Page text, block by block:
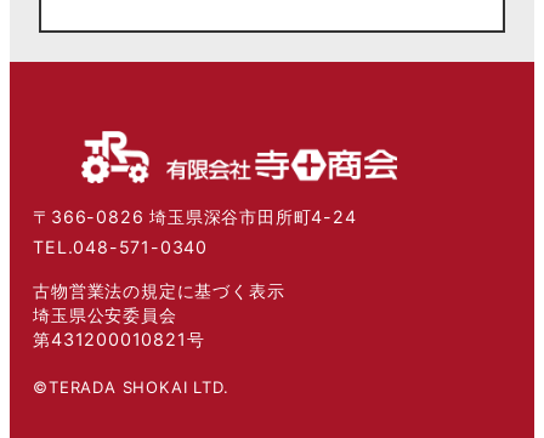
〒366-0826 埼玉県深谷市田所町4-24
TEL.048-571-0340
古物営業法の規定に基づく表示
埼玉県公安委員会
第431200010821号
©TERADA SHOKAI LTD.